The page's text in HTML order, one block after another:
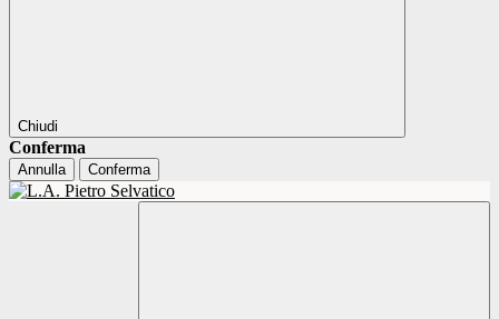
Chiudi
Conferma
Annulla Conferma